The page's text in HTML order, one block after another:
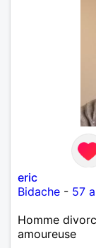
bienveillant,
respectueux,
laisse «
m’éprenez
j’aime me
chance et je
Néanmoins,
qu’impatient.
bien
homme
d’apprendre
ravi….A très
eric
Bidache - 57
Homme
amoureuse